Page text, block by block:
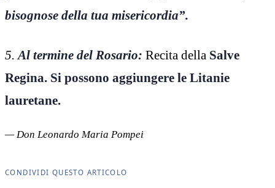
bisognose della tua misericordia”.
5. Al termine del Rosario: Recita della Salve
Regina. Si possono aggiungere le Litanie
lauretane.
— Don Leonardo Maria Pompei
CONDIVIDI QUESTO ARTICOLO